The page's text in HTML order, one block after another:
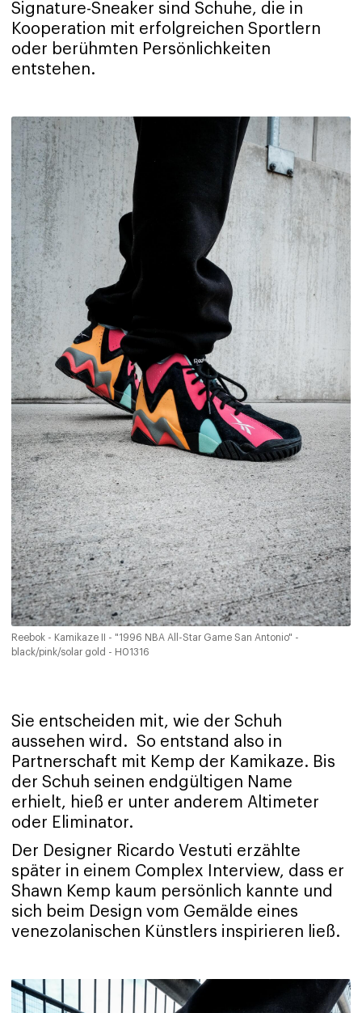
Signature-Sneaker sind Schuhe, die in
Kooperation mit erfolgreichen Sportlern
oder berühmten Persönlichkeiten
entstehen.
Reebok - Kamikaze II - "1996 NBA All-Star Game San Antonio" -
black/pink/solar gold - H01316
Sie entscheiden mit, wie der Schuh
aussehen wird. So entstand also in
Partnerschaft mit Kemp der Kamikaze. Bis
der Schuh seinen endgültigen Name
erhielt, hieß er unter anderem Altimeter
oder Eliminator.
Der Designer Ricardo Vestuti erzählte
später in einem Complex Interview, dass er
Shawn Kemp kaum persönlich kannte und
sich beim Design vom Gemälde eines
venezolanischen Künstlers inspirieren ließ.